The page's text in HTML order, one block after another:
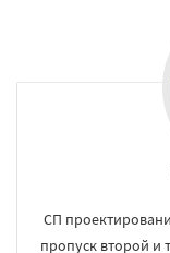
СП
пропуск второй и